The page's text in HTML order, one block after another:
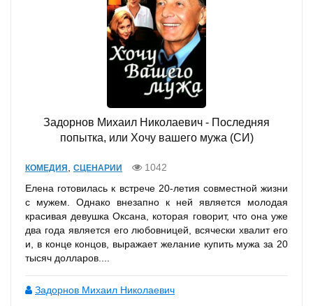
Задорнов Михаил Николаевич - Последняя
попытка, или Хочу вашего мужа (СИ)
КОМЕДИЯ , СЦЕНАРИИ
1042
Елена готовилась к встрече 20-летия совместной жизни
с мужем. Однако внезапно к ней является молодая
красивая девушка Оксана, которая говорит, что она уже
два года является его любовницей, всячески хвалит его
и, в конце концов, выражает желание купить мужа за 20
тысяч долларов....
Задорнов Михаил Николаевич